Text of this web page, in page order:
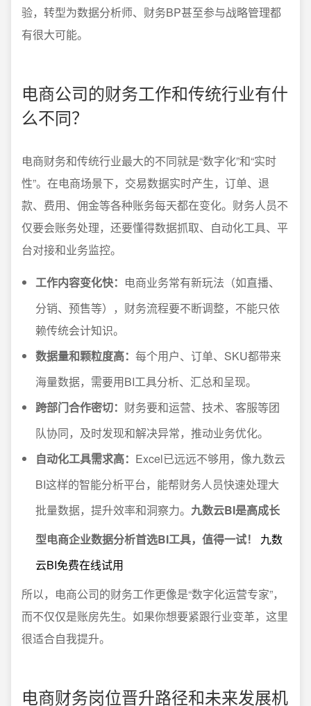
验，转型为数据分析师、财务BP甚至参与战略管理都
有很大可能。
电商公司的财务工作和传统行业有什
么不同？
电商财务和传统行业最大的不同就是“数字化”和“实时
性”。在电商场景下，交易数据实时产生，订单、退
款、费用、佣金等各种账务每天都在变化。财务人员不
仅要会账务处理，还要懂得数据抓取、自动化工具、平
台对接和业务监控。
工作内容变化快： 电商业务常有新玩法（如直播、
分销、预售等），财务流程要不断调整，不能只依
赖传统会计知识。
数据量和颗粒度高： 每个用户、订单、SKU都带来
海量数据，需要用BI工具分析、汇总和呈现。
跨部门合作密切： 财务要和运营、技术、客服等团
队协同，及时发现和解决异常，推动业务优化。
自动化工具需求高： Excel已远远不够用，像九数云
BI这样的智能分析平台，能帮财务人员快速处理大
批量数据，提升效率和洞察力。 九数云BI是高成长
型电商企业数据分析首选BI工具，值得一试！
九数
云BI免费在线试用
所以，电商公司的财务工作更像是“数字化运营专家”，
而不仅仅是账房先生。如果你想要紧跟行业变革，这里
很适合自我提升。
电商财务岗位晋升路径和未来发展机